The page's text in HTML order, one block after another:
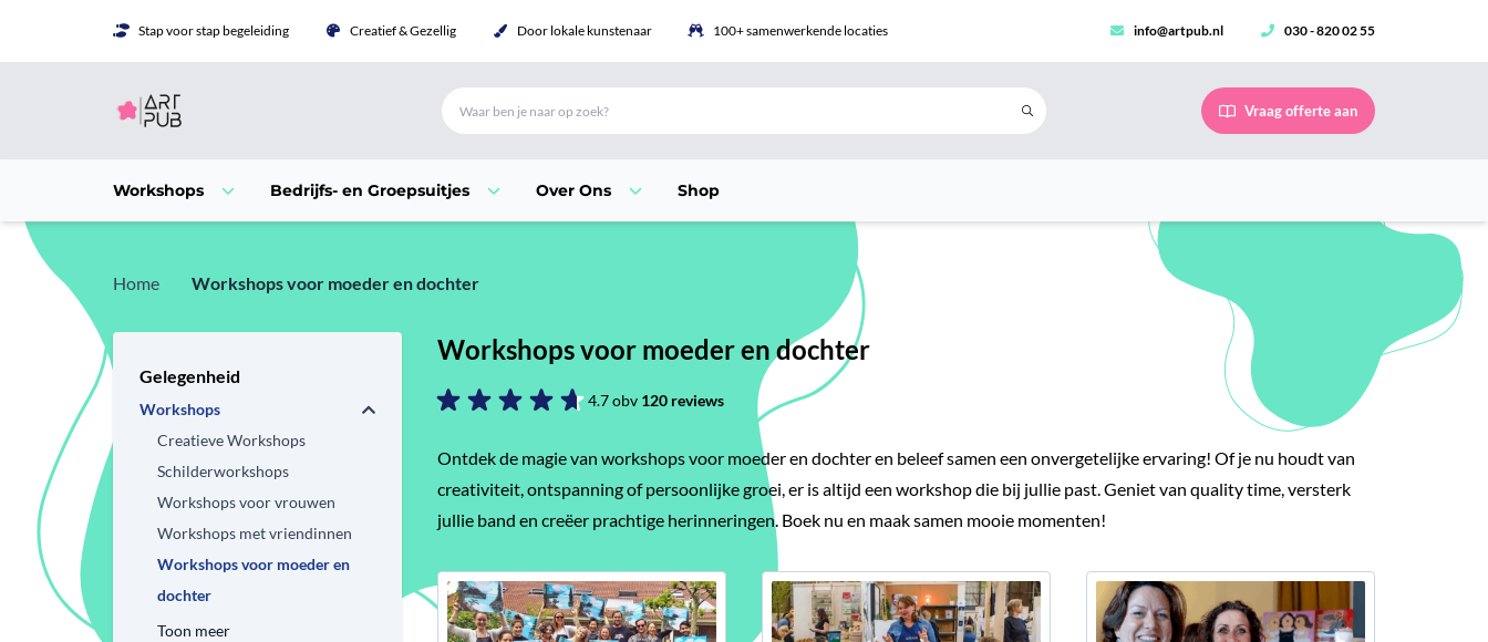
Stap voor stap begeleiding Creatief & Gezellig Door lokale kunstenaar 100+ samenwerkende locaties info@artpub.nl 030 - 820 02 55
Vraag offerte aan
Workshops Bedrijfs- en Groepsuitjes Over Ons Shop
Home Workshops voor moeder en dochter
Gelegenheid
Workshops
Creatieve Workshops
Schilderworkshops
Workshops voor vrouwen
Workshops met vriendinnen
Workshops voor moeder en
dochter
Toon meer
Workshops voor moeder en dochter
4.7 obv 120 reviews
Ontdek de magie van workshops voor moeder en dochter en beleef samen een onvergetelijke ervaring! Of je nu houdt van
creativiteit, ontspanning of persoonlijke groei, er is altijd een workshop die bij jullie past. Geniet van quality time, versterk
jullie band en creëer prachtige herinneringen. Boek nu en maak samen mooie momenten!